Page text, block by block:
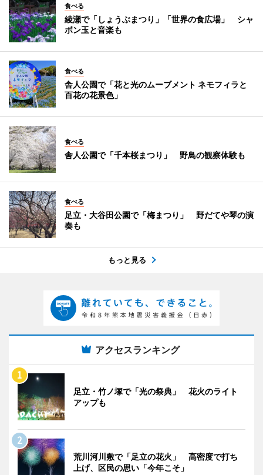
食べる
綾瀬で「しょうぶまつり」「世界の食広場」 シャ
ボン玉と音楽も
食べる
舎人公園で「花と光のムーブメント ネモフィラと
百花の花景色」
食べる
舎人公園で「千本桜まつり」 野鳥の観察体験も
食べる
足立・大谷田公園で「梅まつり」 野だてや琴の演
奏も
もっと見る
アクセスランキング
足立・竹ノ塚で「光の祭典」 花火のライト
アップも
荒川河川敷で「足立の花火」 高密度で打ち
上げ、区民の思い「今年こそ」